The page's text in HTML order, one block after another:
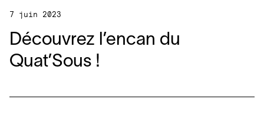
7 juin 2023
Découvrez l’encan du
Quat’Sous !